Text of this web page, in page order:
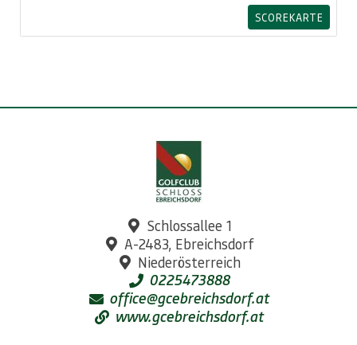
SCOREKARTE
Schlossallee 1
A-2483, Ebreichsdorf
Niederösterreich
0225473888
office@gcebreichsdorf.at
www.gcebreichsdorf.at